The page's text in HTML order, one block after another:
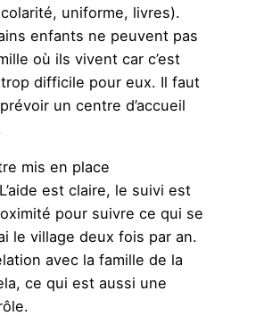
uniforme, livres).
enfants ne peuvent pas
où ils vivent car c’est
difficile pour eux. Il faut
un centre d’accueil
mis en place
est claire, le suivi est
pour suivre ce qui se
le village deux fois par an.
avec la famille de la
ce qui est aussi une